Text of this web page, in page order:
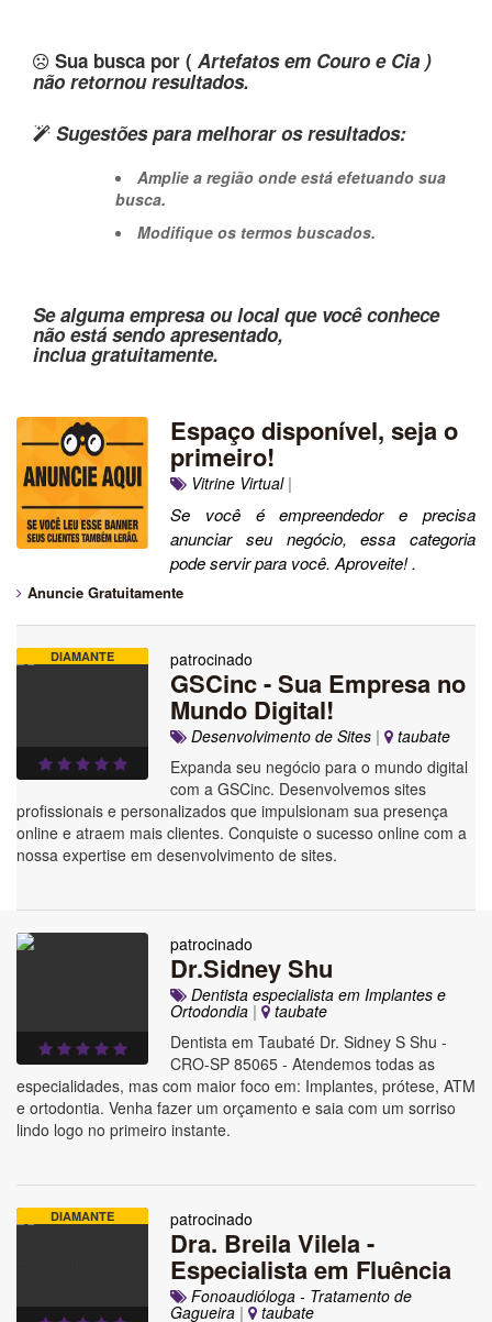
Sua busca por ( Artefatos em Couro e Cia )
não retornou resultados.
Sugestões para melhorar os resultados:
Amplie a região onde está efetuando sua
busca.
Modifique os termos buscados.
Se alguma empresa ou local que você conhece
não está sendo apresentado,
inclua gratuitamente.
Espaço disponível, seja o
primeiro!
Vitrine Virtual|
Se você é empreendedor e precisa
anunciar seu negócio, essa categoria
pode servir para você. Aproveite! .
Anuncie Gratuitamente
DIAMANTE patrocinado
GSCinc - Sua Empresa no
Mundo Digital!
Desenvolvimento de Sites |
taubate
Expanda seu negócio para o mundo digital
com a GSCinc. Desenvolvemos sites
profissionais e personalizados que impulsionam sua presença
online e atraem mais clientes. Conquiste o sucesso online com a
nossa expertise em desenvolvimento de sites.
patrocinado
Dr.Sidney Shu
Dentista especialista em Implantes e
Ortodondia |
taubate
Dentista em Taubaté Dr. Sidney S Shu -
CRO-SP 85065 - Atendemos todas as
especialidades, mas com maior foco em: Implantes, prótese, ATM
e ortodontia. Venha fazer um orçamento e saia com um sorriso
lindo logo no primeiro instante.
DIAMANTE patrocinado
Dra. Breila Vilela -
Especialista em Fluência
Fonoaudióloga - Tratamento de
Gagueira | taubate